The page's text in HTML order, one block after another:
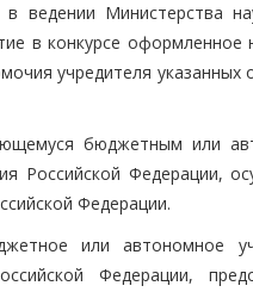
ведении Министерства
в конкурсе оформленное
учредителя указанных
бюджетным или
Российской Федерации,
Федерации.
или автономное
Федерации,